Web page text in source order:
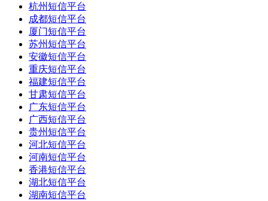
杭州短信平台
成都短信平台
厦门短信平台
苏州短信平台
安徽短信平台
重庆短信平台
福建短信平台
甘肃短信平台
广东短信平台
广西短信平台
贵州短信平台
河北短信平台
河南短信平台
香港短信平台
湖北短信平台
湖南短信平台